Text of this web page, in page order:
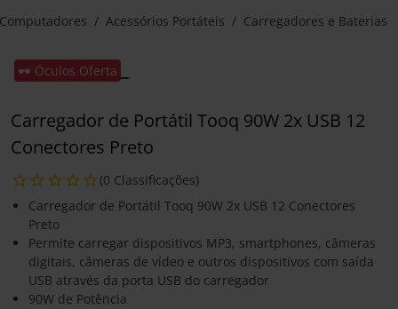
Computadores Acessórios Portáteis Carregadores e Baterias
🕶️ Óculos Oferta
Carregador de Portátil Tooq 90W 2x USB 12
Conectores Preto
(0 Classificações)
Carregador de Portátil Tooq 90W 2x USB 12 Conectores
Preto
Permite carregar dispositivos MP3, smartphones, câmeras
digitais, câmeras de vídeo e outros dispositivos com saída
USB através da porta USB do carregador
90W de Potência